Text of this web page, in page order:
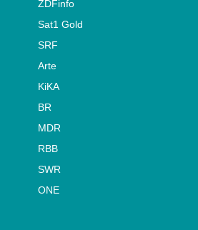
ZDFinfo
Sat1 Gold
SRF
Arte
KiKA
BR
MDR
RBB
SWR
ONE